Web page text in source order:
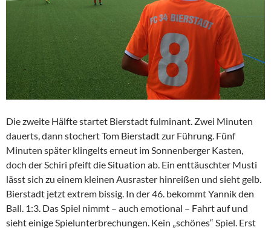
Die zweite Hälfte startet Bierstadt fulminant. Zwei Minuten
dauerts, dann stochert Tom Bierstadt zur Führung. Fünf
Minuten später klingelts erneut im Sonnenberger Kasten,
doch der Schiri pfeift die Situation ab. Ein enttäuschter Musti
lässt sich zu einem kleinen Ausraster hinreißen und sieht gelb.
Bierstadt jetzt extrem bissig. In der 46. bekommt Yannik den
Ball. 1:3. Das Spiel nimmt – auch emotional – Fahrt auf und
sieht einige Spielunterbrechungen. Kein „schönes“ Spiel. Erst